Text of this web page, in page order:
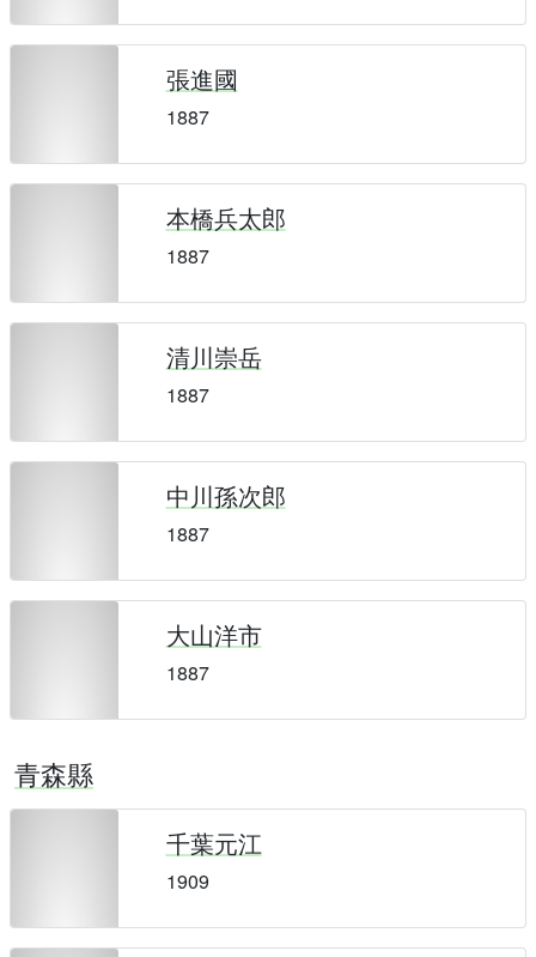
張進國
1887
本橋兵太郎
1887
清川崇岳
1887
中川孫次郎
1887
大山洋市
1887
青森縣
千葉元江
1909